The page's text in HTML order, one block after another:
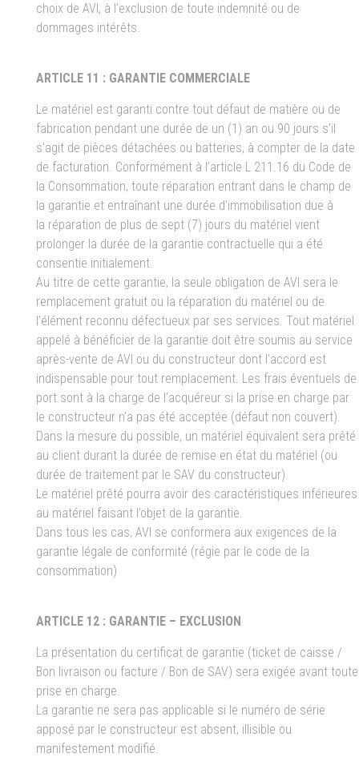
choix de AVI, à l’exclusion de toute indemnité ou de
dommages intérêts.
ARTICLE 11 : GARANTIE COMMERCIALE
Le matériel est garanti contre tout défaut de matière ou de
fabrication pendant une durée de un (1) an ou 90 jours s’il
s’agit de pièces détachées ou batteries, à compter de la date
de facturation. Conformément à l’article L 211.16 du Code de
la Consommation, toute réparation entrant dans le champ de
la garantie et entraînant une durée d’immobilisation due à
la réparation de plus de sept (7) jours du matériel vient
prolonger la durée de la garantie contractuelle qui a été
consentie initialement.
Au titre de cette garantie, la seule obligation de AVI sera le
remplacement gratuit ou la réparation du matériel ou de
l’élément reconnu défectueux par ses services. Tout matériel
appelé à bénéficier de la garantie doit être soumis au service
après-vente de AVI ou du constructeur dont l’accord est
indispensable pour tout remplacement. Les frais éventuels de
port sont à la charge de l’acquéreur si la prise en charge par
le constructeur n’a pas été acceptée (défaut non couvert).
Dans la mesure du possible, un matériel équivalent sera prêté
au client durant la durée de remise en état du matériel (ou
durée de traitement par le SAV du constructeur).
Le matériel prêté pourra avoir des caractéristiques inférieures
au matériel faisant l’objet de la garantie.
Dans tous les cas, AVI se conformera aux exigences de la
garantie légale de conformité (régie par le code de la
consommation)
ARTICLE 12 : GARANTIE – EXCLUSION
La présentation du certificat de garantie (ticket de caisse /
Bon livraison ou facture / Bon de SAV) sera exigée avant toute
prise en charge.
La garantie ne sera pas applicable si le numéro de série
apposé par le constructeur est absent, illisible ou
manifestement modifié.